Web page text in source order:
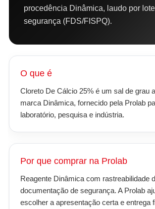
procedência Dinâmica, laudo por
segurança (FDS/FISPQ).
O que é
Cloreto De Cálcio 25% é um sal de grau
marca Dinâmica, fornecido pela Prolab
laboratório, pesquisa e indústria.
Por que comprar na Prolab
Reagente Dinâmica com rastreabilidade
documentação de segurança. A Prolab
escolher a apresentação certa e entrega